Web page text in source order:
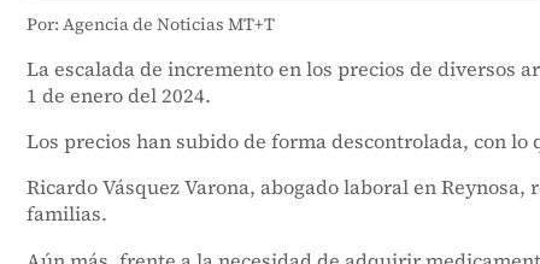
Por: Agencia de Noticias MT+T
La escalada de incremento en los precios de diversos
1 de enero del 2024.
Los precios han subido de forma descontrolada, con
Ricardo Vásquez Varona, abogado laboral en
familias.